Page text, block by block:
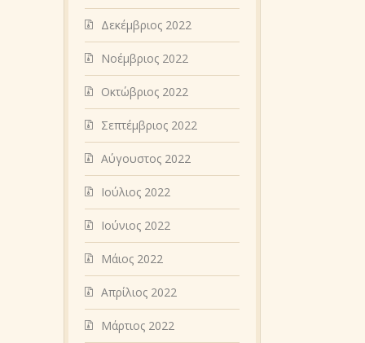
Δεκέμβριος 2022
Νοέμβριος 2022
Οκτώβριος 2022
Σεπτέμβριος 2022
Αύγουστος 2022
Ιούλιος 2022
Ιούνιος 2022
Μάιος 2022
Απρίλιος 2022
Μάρτιος 2022